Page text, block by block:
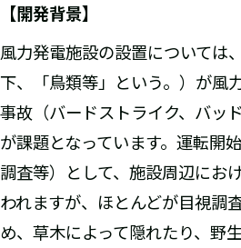
【開発背景】
風力発電施設の設置については
下、「鳥類等」という。）が風
事故（バードストライク、バッ
が課題となっています。運転開
調査等）として、施設周辺にお
われますが、ほとんどが目視調
め、草木によって隠れたり、野